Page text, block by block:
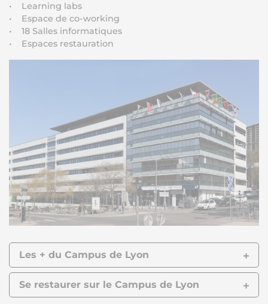
• Learning labs
• Espace de co-working
• 18 Salles informatiques
• Espaces restauration
Les + du Campus de Lyon
Se restaurer sur le Campus de Lyon